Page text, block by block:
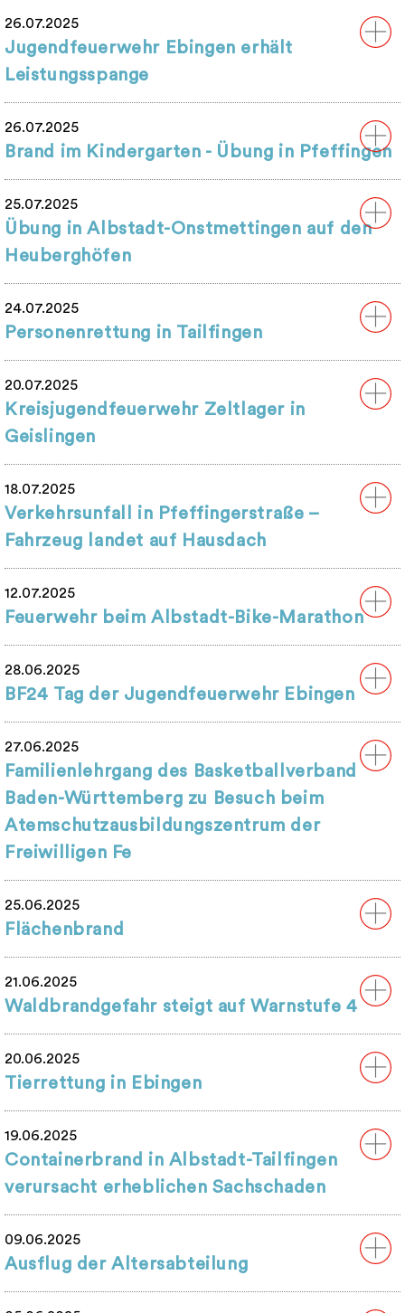
26.07.2025
Jugendfeuerwehr Ebingen erhält
Leistungsspange
26.07.2025
Brand im Kindergarten - Übung in Pfeffingen
25.07.2025
Übung in Albstadt-Onstmettingen auf den
Heuberghöfen
24.07.2025
Personenrettung in Tailfingen
20.07.2025
Kreisjugendfeuerwehr Zeltlager in
Geislingen
18.07.2025
Verkehrsunfall in Pfeffingerstraße –
Fahrzeug landet auf Hausdach
12.07.2025
Feuerwehr beim Albstadt-Bike-Marathon
28.06.2025
BF24 Tag der Jugendfeuerwehr Ebingen
27.06.2025
Familienlehrgang des Basketballverband
Baden-Württemberg zu Besuch beim
Atemschutzausbildungszentrum der
Freiwilligen Fe
25.06.2025
Flächenbrand
21.06.2025
Waldbrandgefahr steigt auf Warnstufe 4
20.06.2025
Tierrettung in Ebingen
19.06.2025
Containerbrand in Albstadt-Tailfingen
verursacht erheblichen Sachschaden
09.06.2025
Ausflug der Altersabteilung